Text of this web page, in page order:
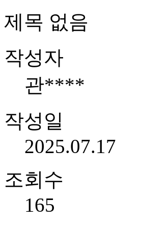
제목 없음
작성자
관****
작성일
2025.07.17
조회수
165